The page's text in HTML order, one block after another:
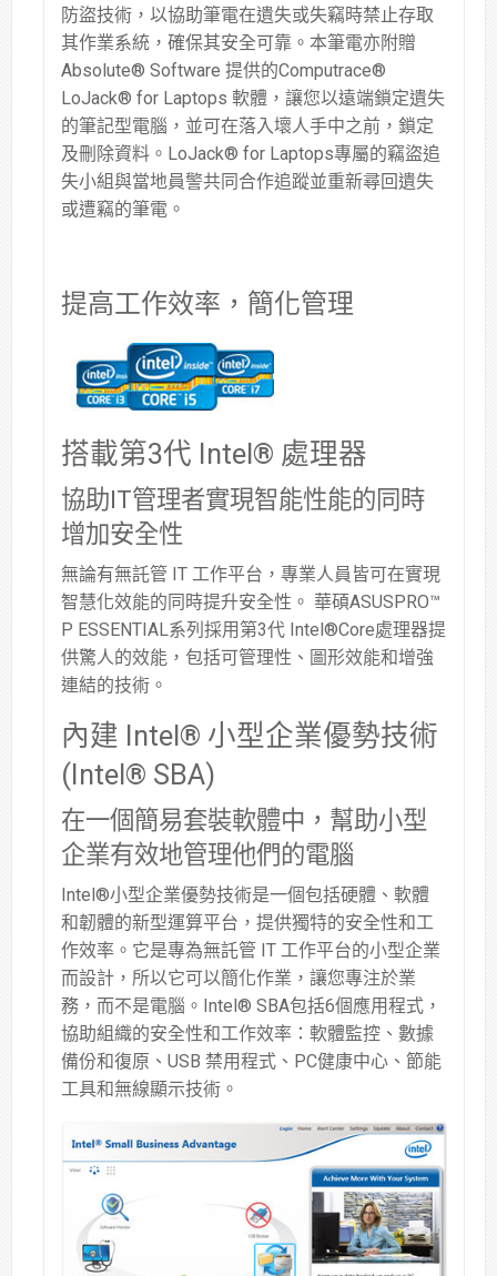
防盜技術，以協助筆電在遺失或失竊時禁止存取
其作業系統，確保其安全可靠。本筆電亦附贈
Absolute® Software 提供的Computrace®
LoJack® for Laptops 軟體，讓您以遠端鎖定遺失
的筆記型電腦，並可在落入壞人手中之前，鎖定
及刪除資料。LoJack® for Laptops專屬的竊盜追
失小組與當地員警共同合作追蹤並重新尋回遺失
或遭竊的筆電。
提高工作效率，簡化管理
搭載第3代 Intel® 處理器
協助IT管理者實現智能性能的同時
增加安全性
無論有無託管 IT 工作平台，專業人員皆可在實現
智慧化效能的同時提升安全性。 華碩ASUSPRO™
P ESSENTIAL系列採用第3代 Intel®Core處理器提
供驚人的效能，包括可管理性、圖形效能和增強
連結的技術。
內建 Intel® 小型企業優勢技術
(Intel® SBA)
在一個簡易套裝軟體中，幫助小型
企業有效地管理他們的電腦
Intel®小型企業優勢技術是一個包括硬體、軟體
和韌體的新型運算平台，提供獨特的安全性和工
作效率。它是專為無託管 IT 工作平台的小型企業
而設計，所以它可以簡化作業，讓您專注於業
務，而不是電腦。Intel® SBA包括6個應用程式，
協助組織的安全性和工作效率：軟體監控、數據
備份和復原、USB 禁用程式、PC健康中心、節能
工具和無線顯示技術。